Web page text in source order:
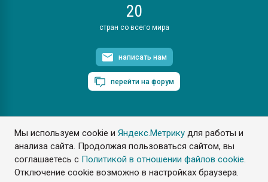
Мы используем cookie иЯндекс.Метрику для работы и
анализа сайта. Продолжая пользоваться сайтом, вы
соглашаетесь с Политикой в отношении файлов cookie.
Отключение cookie возможно в настройках браузера.
20
стран со всего мира
написать нам
перейти на форум
ПластЭксперт © 2006. Все права защищены
Разрешается копирование материалов сайта с обязательной
ссылкой на www.e-plastic.ru
Разработка сайта